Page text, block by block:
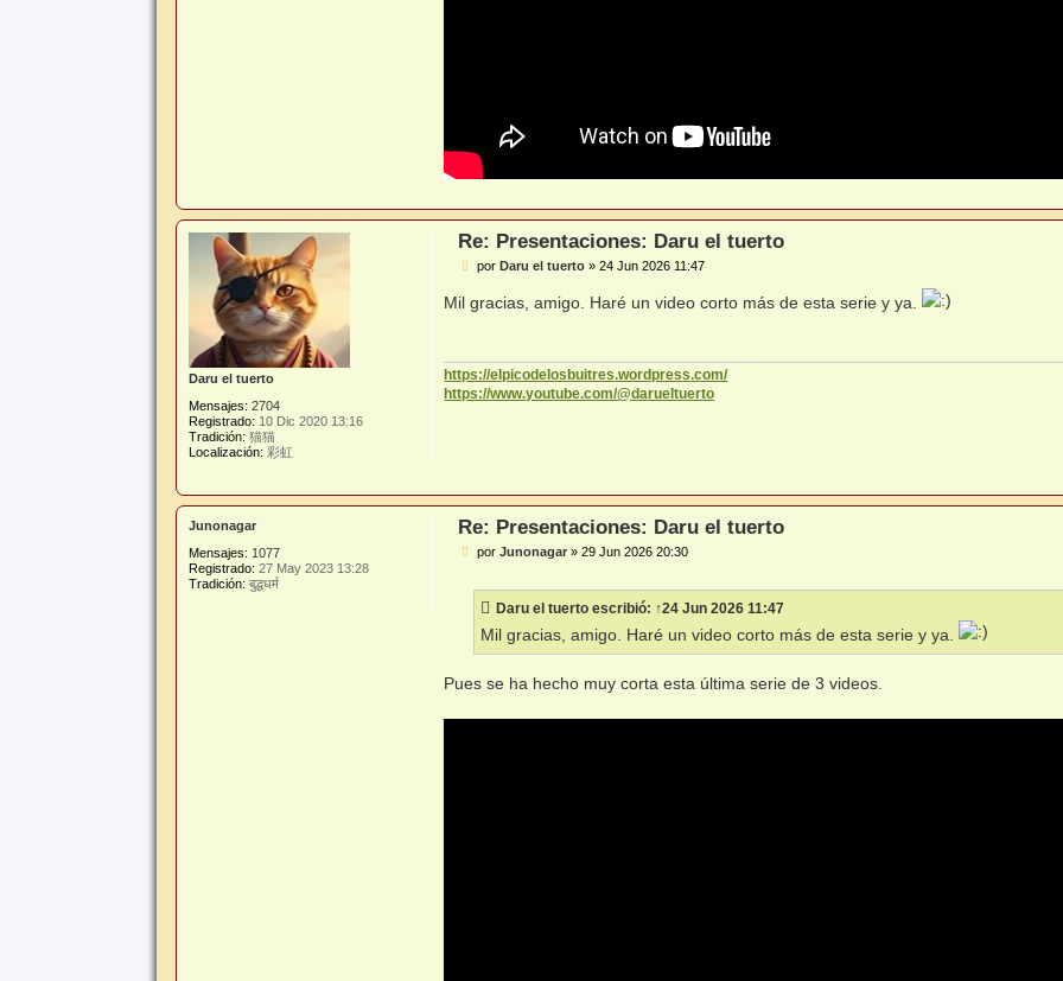
Daru el tuerto
Mensajes: 2704
Registrado: 10 Dic 2020 13:16
Tradición: 猫猫
Localización: 彩虹
Re: Presentaciones: Daru el tuerto
M
s
porDaru el tuerto »24 Jun 2026 11:47
Mil gracias, amigo. Haré un video corto más de esta serie y ya.
https://elpicodelosbuitres.wordpress.com/
https://www.youtube.com/@darueltuerto
Junonagar
Mensajes: 1077
Registrado: 27 May 2023 13:28
Tradición: बुद्धधर्म
Re: Presentaciones: Daru el tuerto
M
porJunonagar »29 Jun 2026 20:30
Daru el tuerto escribió: ↑24 Jun 2026 11:47
Mil gracias, amigo. Haré un video corto más de esta serie y ya.
Pues se ha hecho muy corta esta última serie de 3 videos.